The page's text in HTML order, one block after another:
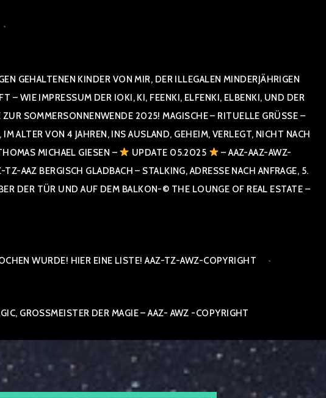
GEHALTENEN KINDER VON MIR, DER ILLEGALEN MINDERJÄHRIGEN
– WIE IMPRESSUM DER IOKI, KI, FEENKI, ELFENKI, ELBENKI, UND DER
SOMMERSONNENWENDE 2025! MAGISCHE – RITUELLE GRÜSSE – GR
VON 4 JAHREN, INS AUSLAND, GEHEIM, VERLEGT, NICHT NACH SPA
MICHAEL GIESEN – UPDATE 05.2025
– AAZ-AAZ-AWZ-
BERGISCH GLADBACH – STALKING, ADRESSE NACH ANFRAGE, 5. E
TÜR UND AUF DEM BALKON-© THE LOUNGE OF REAL ESTATE – CO
WURDE! HIER EINE LISTE! AAZ-TZ-AWZ-COPYRIGHT
GROSSMEISTER DER MAGIE – AAZ- AWZ -COPYRIGHT